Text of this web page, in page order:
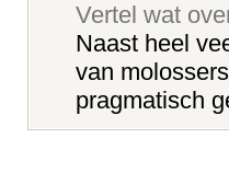
Vertel wat
Naast heel
van
pragmatisch